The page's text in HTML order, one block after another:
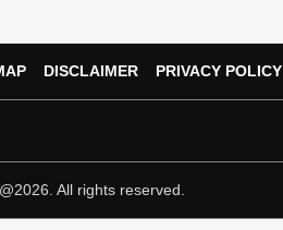
DISCLAIMER PRIVACY POLICY
All rights reserved.